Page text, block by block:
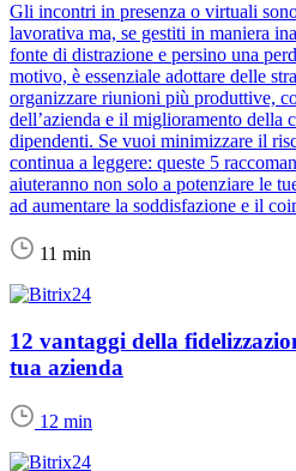
Gli incontri in presenza o virtuali
lavorativa ma, se gestiti in maniera
fonte di distrazione e persino una
motivo, è essenziale adottare delle
organizzare riunioni più produttive,
dell’azienda e il miglioramento della
dipendenti. Se vuoi minimizzare il
continua a leggere: queste 5
aiuteranno non solo a potenziare le
ad aumentare la soddisfazione e il
11 min
12 vantaggi della
tua azienda
12 min